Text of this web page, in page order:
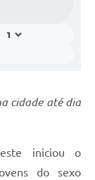
cidade até dia
iniciou o
do sexo